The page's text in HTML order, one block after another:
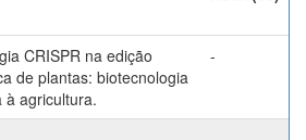
CRISPR na edição
de plantas: biotecnologia
à agricultura.
-